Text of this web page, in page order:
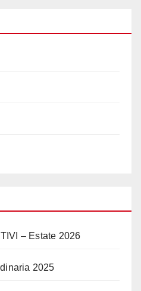
– Estate 2026
2025